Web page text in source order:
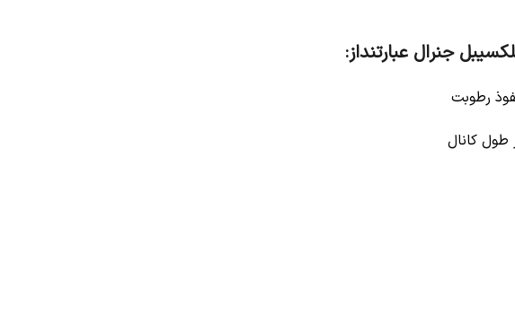
جنرال عبارتنداز:
رطوبت
طول کانال